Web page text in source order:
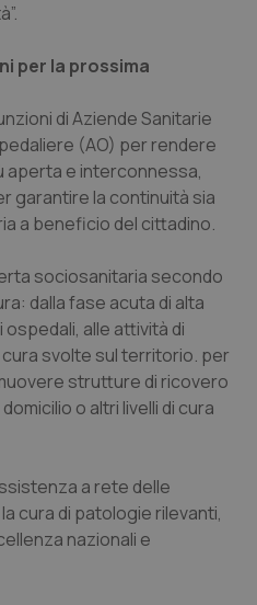
per la prossima
di Aziende Sanitarie
(AO) per rendere
aperta e interconnessa,
garantire la continuità sia
a beneficio del cittadino.
sociosanitaria secondo
dalla fase acuta di alta
alle attività di
svolte sul territorio. per
strutture di ricovero
o altri livelli di cura
a rete delle
cura di patologie rilevanti,
nazionali e